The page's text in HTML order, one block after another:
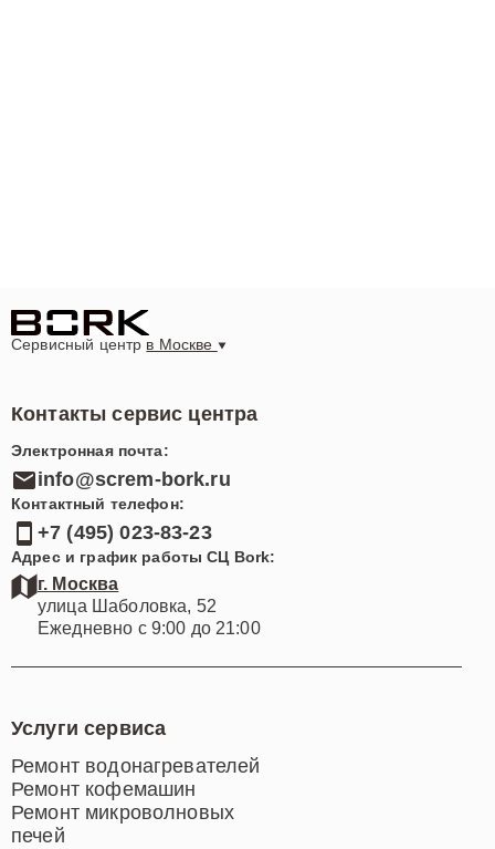
удобным. Обращайтесь к нам за ремонтом платы
гладильной системы Bork i810 в Москве — мы вернем
Сервисный центр в Москве
Контакты сервис центра
Электронная почта:
info@screm-bork.ru
Контактный телефон:
+7 (495) 023-83-23
Адрес и график работы СЦ Bork:
г. Москва
улица Шаболовка, 52
Ежедневно с 9:00 до 21:00
Услуги сервиса
Ремонт водонагревателей
Ремонт кофемашин
Ремонт микроволновых
печей